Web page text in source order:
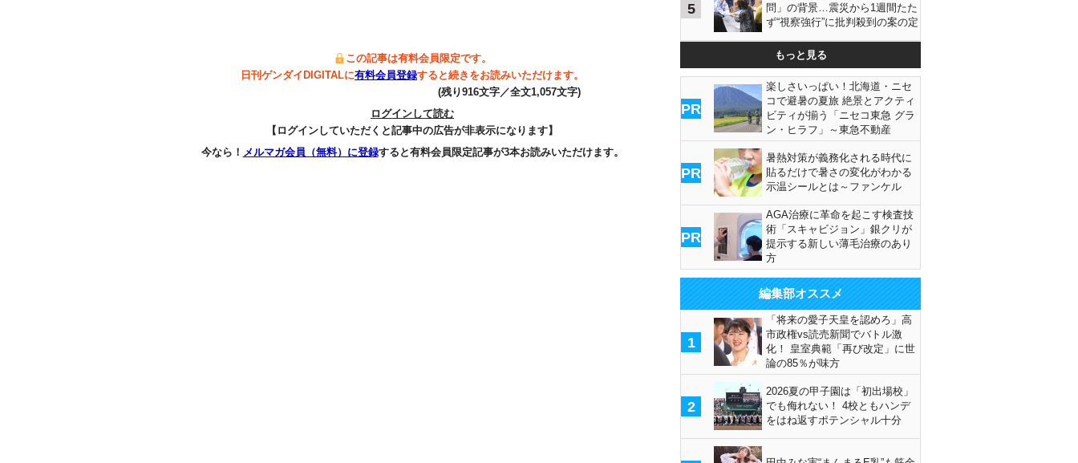
この記事は有料会員限定です。
日刊ゲンダイDIGITALに有料会員登録すると続きをお読みいただけます。
(残り916文字／全文1,057文字)
ログインして読む
【ログインしていただくと記事中の広告が非表示になります】
今なら！ メルマガ会員（無料）に登録すると有料会員限定記事が3本お読みいただけます。
5
問」の背景…震災から1週間たた
ず“視察強行”に批判殺到の案の定
もっと見る
PR
楽しさいっぱい！北海道・ニセ
コで避暑の夏旅 絶景とアクティ
ビティが揃う「ニセコ東急 グラ
ン・ヒラフ」～東急不動産
PR
暑熱対策が義務化される時代に
貼るだけで暑さの変化がわかる
示温シールとは～ファンケル
PR
AGA治療に革命を起こす検査技
術「スキャビジョン」銀クリが
提示する新しい薄毛治療のあり
方
編集部オススメ
1
「将来の愛子天皇を認めろ」高
市政権vs読売新聞でバトル激
化！ 皇室典範「再び改定」に世
論の85％が味方
2
2026夏の甲子園は「初出場校」
でも侮れない！ 4校ともハンデ
をはね返すポテンシャル十分